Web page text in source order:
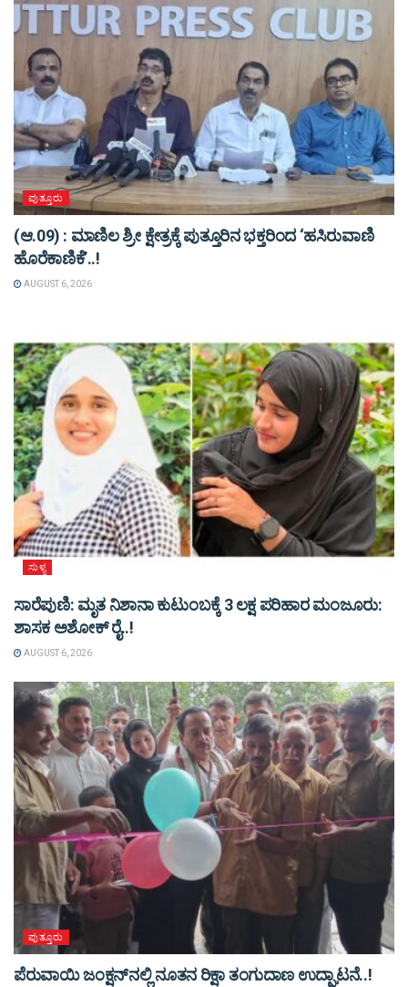
ಪುತ್ತೂರು
(ಆ.09) : ಮಾಣಿಲ ಶ್ರೀ ಕ್ಷೇತ್ರಕ್ಕೆ ಪುತ್ತೂರಿನ ಭಕ್ತರಿಂದ ‘ಹಸಿರುವಾಣಿ
ಹೊರೆಕಾಣಿಕೆ’..!
AUGUST 6, 2026
ಸುಳ್ಯ
ಸಾರೆಪುಣಿ: ಮೃತ ನಿಶಾನಾ ಕುಟುಂಬಕ್ಕೆ 3 ಲಕ್ಷ ಪರಿಹಾರ ಮಂಜೂರು:
ಶಾಸಕ ಅಶೋಕ್ ರೈ..!
AUGUST 6, 2026
ಪುತ್ತೂರು
ಪೆರುವಾಯಿ ಜಂಕ್ಷನ್‌ನಲ್ಲಿ ನೂತನ ರಿಕ್ಷಾ ತಂಗುದಾಣ ಉದ್ಘಾಟನೆ..!